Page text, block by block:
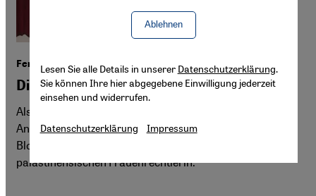
Feministin und Anwältin Islah Hassniyyeh
Die Rechtspionierin aus Gaza
Als erste Frau in Gaza eröffnete Islah Hassniyyeh eine
Anwaltskanzlei. Im September ist sie unter israelischer
Blockade verstorben. Portrait einer wegweisenden
palästinensischen Frauenrechtlerin.
Ablehnen
Lesen Sie alle Details in unserer Datenschutzerklärung.
Sie können Ihre hier abgegebene Einwilligung jederzeit
einsehen und widerrufen.
Datenschutzerklärung Impressum